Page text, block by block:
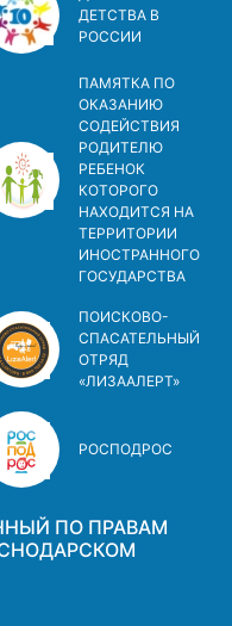
ДЕТСТВА В
РОСCИИ
ПАМЯТКА ПО
ОКАЗАНИЮ
СОДЕЙСТВИЯ
РОДИТЕЛЮ
РЕБЕНОК
КОТОРОГО
НАХОДИТСЯ НА
ТЕРРИТОРИИ
ИНОСТРАННОГО
ГОСУДАРСТВА
ПОИСКОВО-
СПАСАТЕЛЬНЫЙ
ОТРЯД
«ЛИЗААЛЕРТ»
РОСПОДРОС
ПО ПРАВАМ